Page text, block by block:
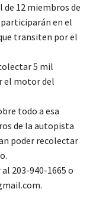
de 12 miembros de
en el
transiten por el
5 mil
el motor del
todo a esa
de la autopista
poder recolectar
203-940-1665 o